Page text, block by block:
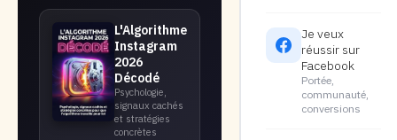
L'Algorithme
Instagram
2026
Décodé
Psychologie,
signaux cachés
et stratégies
concrètes
Je veux
réussir sur
Facebook
Portée,
communauté,
conversions